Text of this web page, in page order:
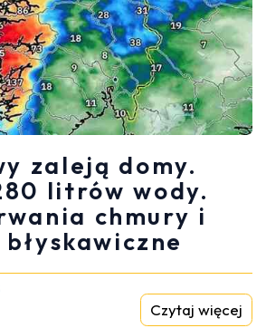
zaleją domy.
litrów wody.
chmury i
Czytaj więcej